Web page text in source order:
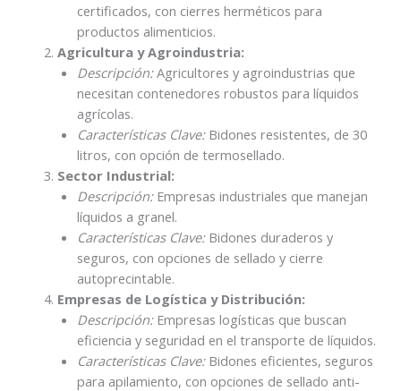
certificados, con cierres herméticos para
productos alimenticios.
Agricultura y Agroindustria:
Descripción:Agricultores y agroindustrias que
necesitan contenedores robustos para líquidos
agrícolas.
Características Clave:Bidones resistentes, de 30
litros, con opción de termosellado.
Sector Industrial:
Descripción:Empresas industriales que manejan
líquidos a granel.
Características Clave:Bidones duraderos y
seguros, con opciones de sellado y cierre
autoprecintable.
Empresas de Logística y Distribución:
Descripción:Empresas logísticas que buscan
eficiencia y seguridad en el transporte de líquidos.
Características Clave:Bidones eficientes, seguros
para apilamiento, con opciones de sellado anti-